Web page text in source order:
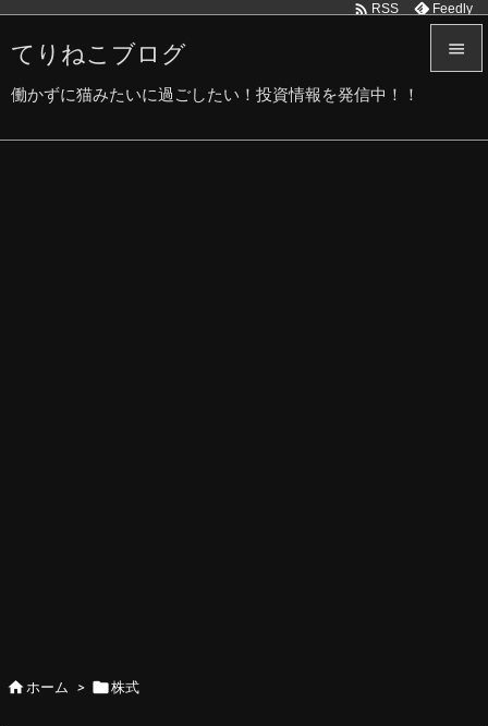
てりねこブログ
働かずに猫みたいに過ごしたい！投資情報を発信中！！

 RSS Feedly
ホーム > 株式